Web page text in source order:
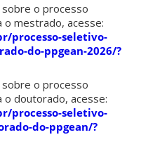
sobre o processo
mestrado, acesse:
processo-seletivo-
do-ppgean-2026/?
sobre o processo
doutorado, acesse:
processo-seletivo-
do-ppgean/?